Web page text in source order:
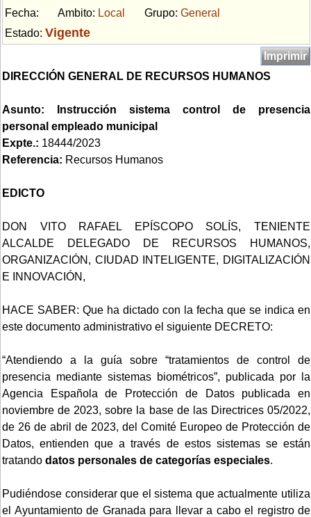
Fecha:
Ambito: Local Grupo: General
Estado: Vigente
Imprimir
DIRECCIÓN GENERAL DE RECURSOS HUMANOS
Asunto: Instrucción sistema control de presencia
personal empleado municipal
Expte.: 18444/2023
Referencia: Recursos Humanos
EDICTO
DON VITO RAFAEL EPÍSCOPO SOLÍS, TENIENTE
ALCALDE DELEGADO DE RECURSOS HUMANOS,
ORGANIZACIÓN, CIUDAD INTELIGENTE, DIGITALIZACIÓN
E INNOVACIÓN,
HACE SABER: Que ha dictado con la fecha que se indica en
este documento administrativo el siguiente DECRETO:
“Atendiendo a la guía sobre “tratamientos de control de
presencia mediante sistemas biométricos”, publicada por la
Agencia Española de Protección de Datos publicada en
noviembre de 2023, sobre la base de las Directrices 05/2022,
de 26 de abril de 2023, del Comité Europeo de Protección de
Datos, entienden que a través de estos sistemas se están
tratando datos personales de categorías especiales.
Pudiéndose considerar que el sistema que actualmente utiliza
el Ayuntamiento de Granada para llevar a cabo el registro de